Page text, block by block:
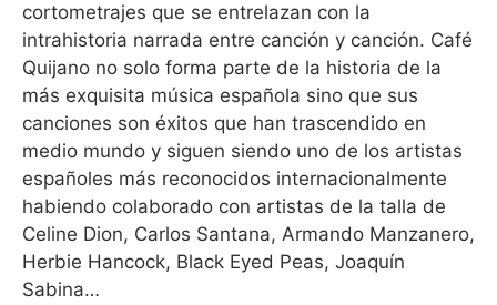
cortometrajes que se entrelazan con la
intrahistoria narrada entre canción y canción. Café
Quijano no solo forma parte de la historia de la
más exquisita música española sino que sus
canciones son éxitos que han trascendido en
medio mundo y siguen siendo uno de los artistas
españoles más reconocidos internacionalmente
habiendo colaborado con artistas de la talla de
Celine Dion, Carlos Santana, Armando Manzanero,
Herbie Hancock, Black Eyed Peas, Joaquín
Sabina…